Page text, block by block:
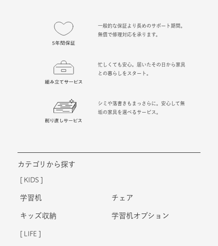
一般的な保証より長めのサポート期間。
無償で修理対応を承ります。
忙しくても安心。届いたその日から家具
との暮らしをスタート。
シミや落書きもまっさらに。安心して無
垢の家具を選べるサービス。
カテゴリから探す
KIDS
学習机 チェア
キッズ収納 学習机オプション
LIFE